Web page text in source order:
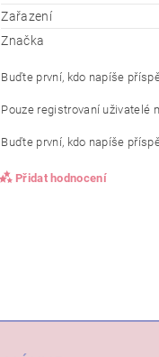
Zařazení
Značka
Buďte první, kdo napíše
Pouze registrovaní uživatelé
Buďte první, kdo napíše
Přidat hodnocení